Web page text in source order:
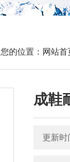
您的位置： 网站首
成鞋
更新时